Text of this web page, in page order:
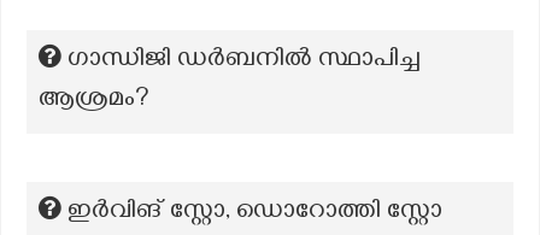
ഗാന്ധിജി ഡർബനിൽ സ്ഥാപിച്ച
ആശ്രമം?
ഇർവിങ് സ്റ്റോ, ഡൊറോത്തി സ്റ്റോ